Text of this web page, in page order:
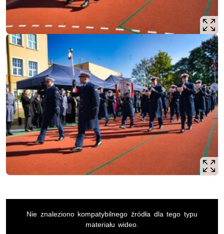
Nie znaleziono kompatybilnego źródła dla tego typu
materiału wideo.